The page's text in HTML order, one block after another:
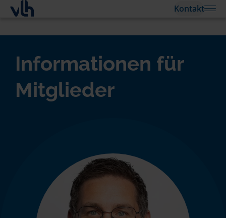
Kontakt
Informationen für
Mitglieder